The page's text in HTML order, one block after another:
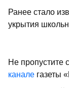
Ранее стало
укрытия
Не пропустите
канале газеты